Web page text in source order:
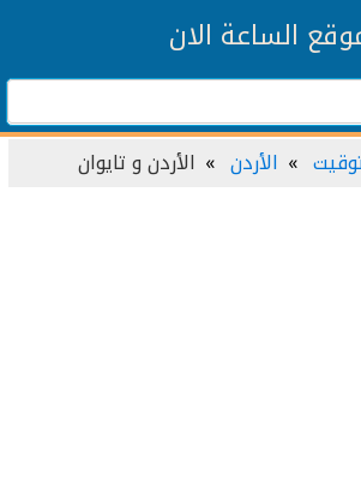
الساعة الان
الأردن الأردن و تايوان